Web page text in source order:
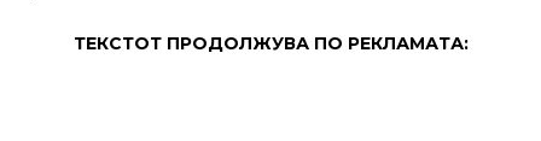
ТЕКСТОТ ПРОДОЛЖУВА ПО РЕКЛАМАТА: